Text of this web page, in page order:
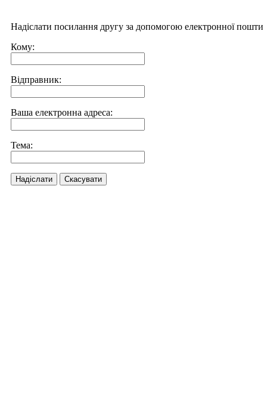
Надіслати посилання другу за допомогою електронної пошти
Кому:
Відправник:
Ваша електронна адреса:
Тема:
Надіслати Скасувати